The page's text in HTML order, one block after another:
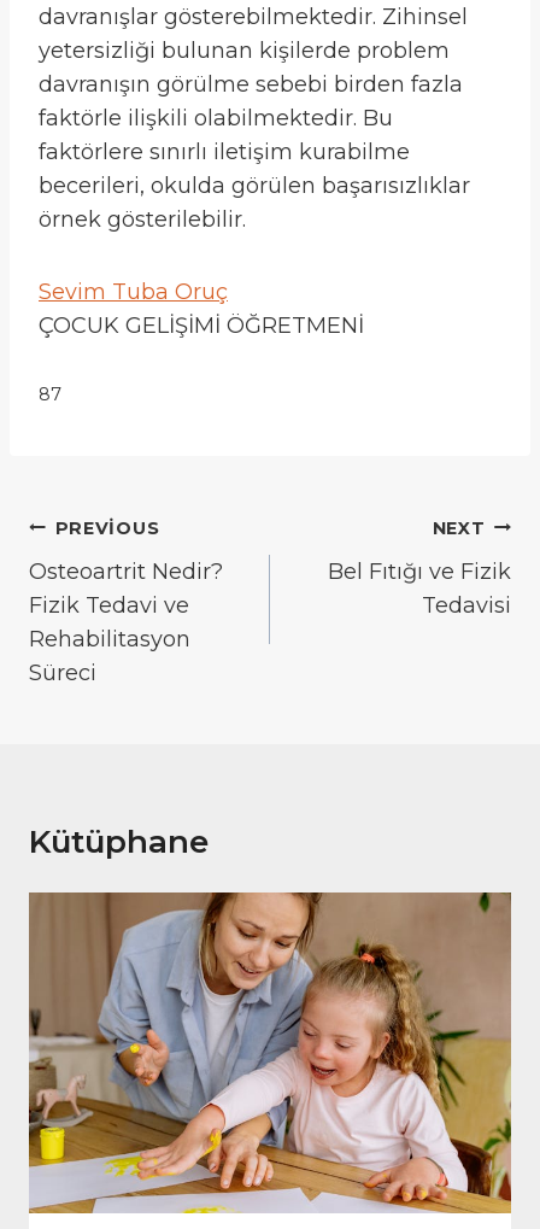
davranışlar gösterebilmektedir. Zihinsel
yetersizliği bulunan kişilerde problem
davranışın görülme sebebi birden fazla
faktörle ilişkili olabilmektedir. Bu
faktörlere sınırlı iletişim kurabilme
becerileri, okulda görülen başarısızlıklar
örnek gösterilebilir.
Sevim Tuba Oruç
ÇOCUK GELİŞİMİ ÖĞRETMENİ
87
Yazı
gezinmesi
PREVIOUS
Osteoartrit Nedir?
Fizik Tedavi ve
Rehabilitasyon
Süreci
NEXT
Bel Fıtığı ve Fizik
Tedavisi
Kütüphane